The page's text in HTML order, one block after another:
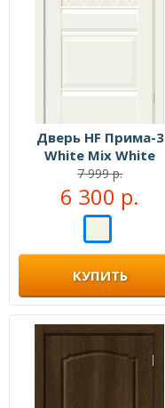
Дверь HF Прима-3
White Mix White
Сrystal
7 999 р.
6 300 р.
КУПИТЬ